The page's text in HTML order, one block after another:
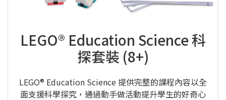
LEGO® Education Science 科
探套裝 (8+)
LEGO® Education Science 提供完整的課程內容以全
面支援科學探究，通過動手做活動提升學生的好奇心